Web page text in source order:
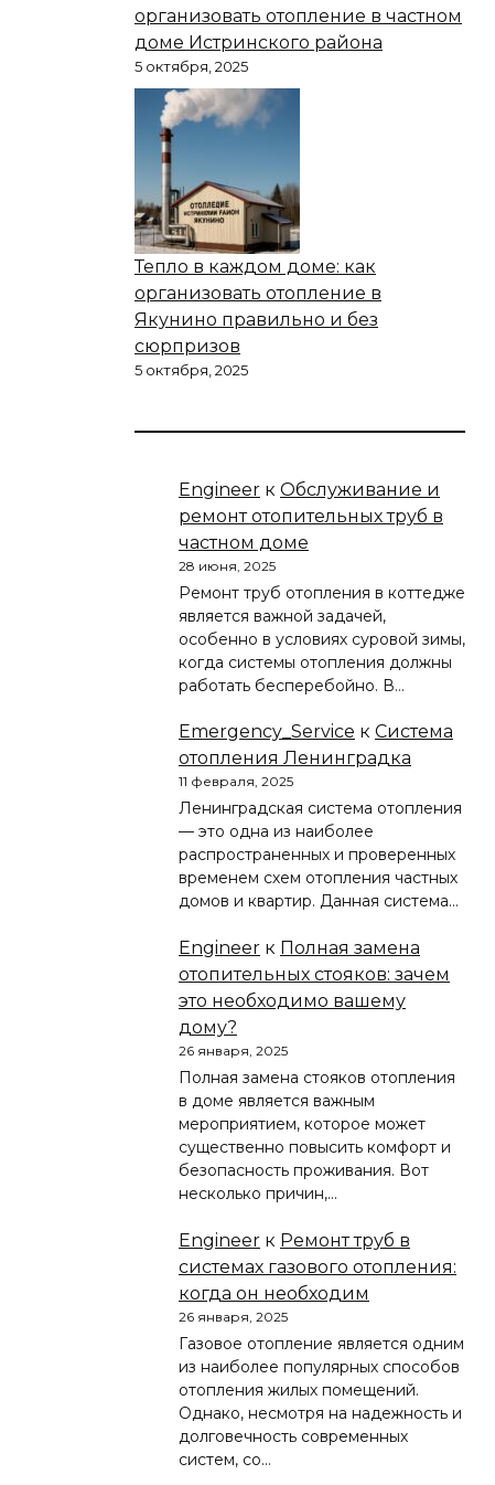
организовать отопление в частном
доме Истринского района
5 октября, 2025
Тепло в каждом доме: как
организовать отопление в
Якунино правильно и без
сюрпризов
5 октября, 2025
Engineer к Обслуживание и
ремонт отопительных труб в
частном доме
28 июня, 2025
Ремонт труб отопления в коттедже
является важной задачей,
особенно в условиях суровой зимы,
когда системы отопления должны
работать бесперебойно. В…
Emergency_Service к Система
отопления Ленинградка
11 февраля, 2025
Ленинградская система отопления
— это одна из наиболее
распространенных и проверенных
временем схем отопления частных
домов и квартир. Данная система…
Engineer к Полная замена
отопительных стояков: зачем
это необходимо вашему
дому?
26 января, 2025
Полная замена стояков отопления
в доме является важным
мероприятием, которое может
существенно повысить комфорт и
безопасность проживания. Вот
несколько причин,…
Engineer к Ремонт труб в
системах газового отопления:
когда он необходим
26 января, 2025
Газовое отопление является одним
из наиболее популярных способов
отопления жилых помещений.
Однако, несмотря на надежность и
долговечность современных
систем, со…